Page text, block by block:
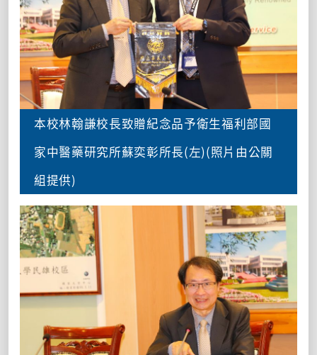
本校林翰謙校長致贈紀念品予衛生福利部國
家中醫藥研究所蘇奕彰所長(左)(照片由公關
組提供)